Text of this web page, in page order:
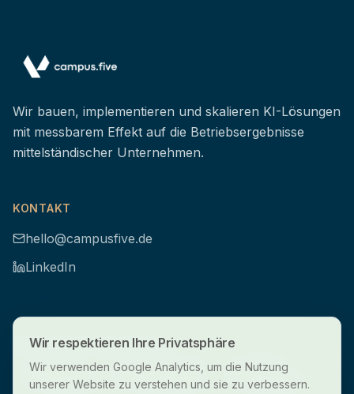
Wir bauen, implementieren und skalieren KI-Lösungen
mit messbarem Effekt auf die Betriebsergebnisse
mittelständischer Unternehmen.
KONTAKT
hello@campusfive.de
LinkedIn
SICHERHEIT & DATENSCHUTZ
DSGVO
konform
Gehostet auf
EU-Servern
Made in
Germany
Wir respektieren Ihre Privatsphäre
Wir verwenden Google Analytics, um die Nutzung
unserer Website zu verstehen und sie zu verbessern.